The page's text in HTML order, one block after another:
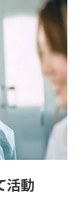
活動